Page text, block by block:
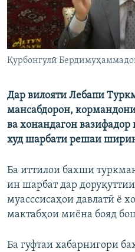
ГУЗОРИШҲОИ РАДИОӢ
Русский
Ҳамаи сомонаҳои RFE/RL
Қурбонгулӣ
Дар вилояти Лебапи
мансабдорон,
ва хонандагон
худ шарбати решаи
Ба иттилои бахши
ин шарбат дар
муасссисаҳои давлатӣ ё
мактабҳои миёна бояд
Ба гуфтаи хабарнигори